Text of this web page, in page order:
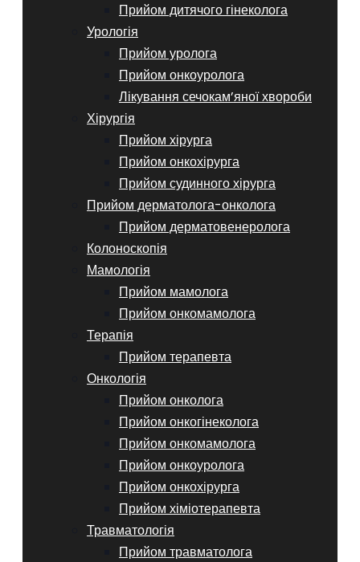
Прийом дитячого гінеколога
Урологія
Прийом уролога
Прийом онкоуролога
Лікування сечокам’яної хвороби
Хірургія
Прийом хірурга
Прийом онкохірурга
Прийом судинного хірурга
Прийом дерматолога-онколога
Прийом дерматовенеролога
Колоноскопія
Мамологія
Прийом мамолога
Прийом онкомамолога
Терапія
Прийом терапевта
Онкологія
Прийом онколога
Прийом онкогінеколога
Прийом онкомамолога
Прийом онкоуролога
Прийом онкохірурга
Прийом хіміотерапевта
Травматологія
Прийом травматолога